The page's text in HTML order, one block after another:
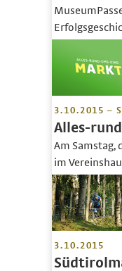
3.10.2015 –
Alles-
Am Samstag,
im
3.10.2015